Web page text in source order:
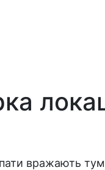
вражають